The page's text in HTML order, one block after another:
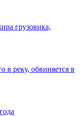
грузовика,
в реку, обвиняется в